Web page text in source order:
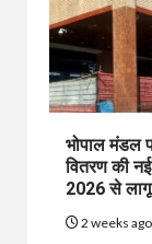
भोपाल मंडल
वितरण की
2026 से लागू
2 weeks ago